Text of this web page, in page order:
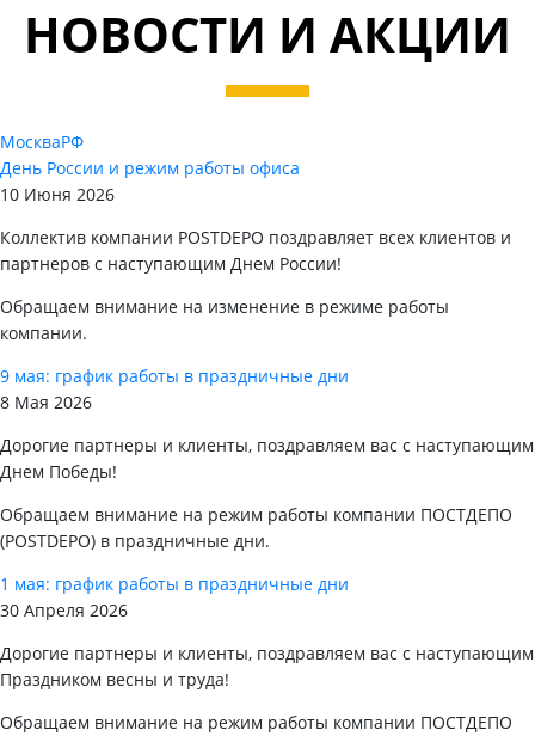
НОВОСТИ И АКЦИИ
МоскваРФ
День России и режим работы офиса
10 Июня 2026
Коллектив компании POSTDEPO поздравляет всех клиентов и
партнеров с наступающим Днем России!
Обращаем внимание на изменение в режиме работы
компании.
9 мая: график работы в праздничные дни
8 Мая 2026
Дорогие партнеры и клиенты, поздравляем вас с наступающим
Днем Победы!
Обращаем внимание на режим работы компании ПОСТДЕПО
(POSTDEPO) в праздничные дни.
1 мая: график работы в праздничные дни
30 Апреля 2026
Дорогие партнеры и клиенты, поздравляем вас с наступающим
Праздником весны и труда!
Обращаем внимание на режим работы компании ПОСТДЕПО